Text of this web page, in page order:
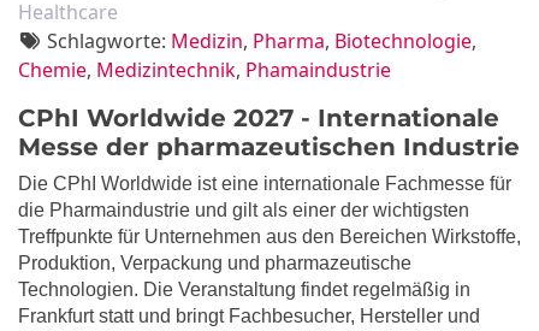
Healthcare
Schlagworte: Medizin, Pharma, Biotechnologie,
Chemie, Medizintechnik, Phamaindustrie
CPhI Worldwide 2027 - Internationale
Messe der pharmazeutischen Industrie
Die CPhI Worldwide ist eine internationale Fachmesse für
die Pharmaindustrie und gilt als einer der wichtigsten
Treffpunkte für Unternehmen aus den Bereichen Wirkstoffe,
Produktion, Verpackung und pharmazeutische
Technologien. Die Veranstaltung findet regelmäßig in
Frankfurt statt und bringt Fachbesucher, Hersteller und